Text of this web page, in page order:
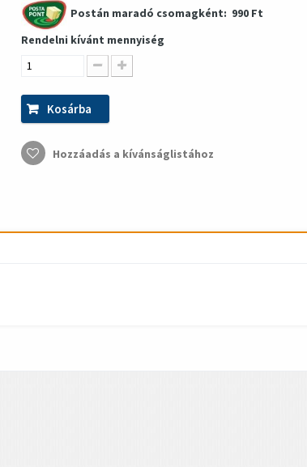
Postán maradó csomagként: 990 Ft
Rendelni kívánt mennyiség
Kosárba
Hozzáadás a kívánságlistához